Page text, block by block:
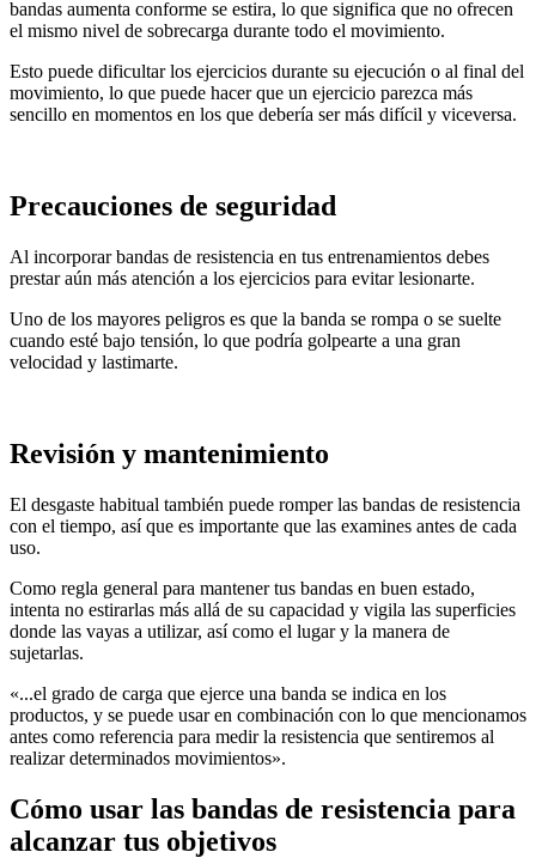
bandas aumenta conforme se estira, lo que significa que no ofrecen
el mismo nivel de sobrecarga durante todo el movimiento.
Esto puede dificultar los ejercicios durante su ejecución o al final del
movimiento, lo que puede hacer que un ejercicio parezca más
sencillo en momentos en los que debería ser más difícil y viceversa.
Precauciones de seguridad
Al incorporar bandas de resistencia en tus entrenamientos debes
prestar aún más atención a los ejercicios para evitar lesionarte.
Uno de los mayores peligros es que la banda se rompa o se suelte
cuando esté bajo tensión, lo que podría golpearte a una gran
velocidad y lastimarte.
Revisión y mantenimiento
El desgaste habitual también puede romper las bandas de resistencia
con el tiempo, así que es importante que las examines antes de cada
uso.
Como regla general para mantener tus bandas en buen estado,
intenta no estirarlas más allá de su capacidad y vigila las superficies
donde las vayas a utilizar, así como el lugar y la manera de
sujetarlas.
«...el grado de carga que ejerce una banda se indica en los
productos, y se puede usar en combinación con lo que mencionamos
antes como referencia para medir la resistencia que sentiremos al
realizar determinados movimientos».
Cómo usar las bandas de resistencia para
alcanzar tus objetivos